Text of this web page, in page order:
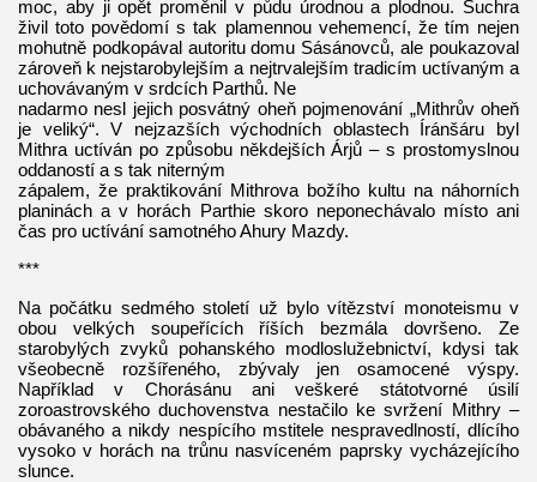
moc, aby ji opět proměnil v půdu úrodnou a plodnou. Suchra
živil toto povědomí s tak plamennou vehemencí, že tím nejen
mohutně podkopával autoritu domu Sásánovců, ale poukazoval
zároveň k nejstarobylejším a nejtrvalejším tradicím uctívaným a
uchovávaným v srdcích Parthů. Ne
nadarmo nesl jejich posvátný oheň pojmenování „Mithrův oheň
je veliký“. V nejzazších východních oblastech Íránšáru byl
Mithra uctíván po způsobu někdejších Árjů – s prostomyslnou
oddaností a s tak niterným
zápalem, že praktikování Mithrova božího kultu na náhorních
planinách a v horách Parthie skoro neponechávalo místo ani
čas pro uctívání samotného Ahury Mazdy.
***
Na počátku sedmého století už bylo vítězství monoteismu v
obou velkých soupeřících říších bezmála dovršeno. Ze
starobylých zvyků pohanského modloslužebnictví, kdysi tak
všeobecně rozšířeného, zbývaly jen osamocené výspy.
Například v Chorásánu ani veškeré státotvorné úsilí
zoroastrovského duchovenstva nestačilo ke svržení Mithry –
obávaného a nikdy nespícího mstitele nespravedlností, dlícího
vysoko v horách na trůnu nasvíceném paprsky vycházejícího
slunce.